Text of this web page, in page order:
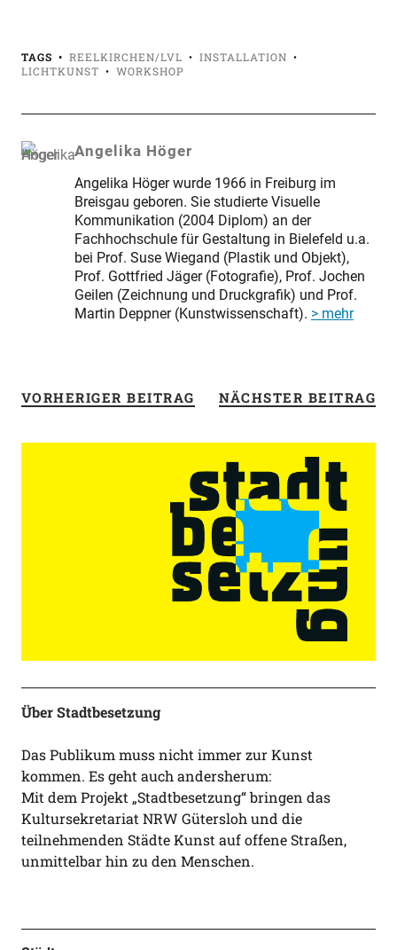
TAGS REELKIRCHEN/LVL
INSTALLATION
LICHTKUNST
WORKSHOP
Angelika Höger
Angelika Höger wurde 1966 in Freiburg im
Breisgau geboren. Sie studierte Visuelle
Kommunikation (2004 Diplom) an der
Fachhochschule für Gestaltung in Bielefeld u.a.
bei Prof. Suse Wiegand (Plastik und Objekt),
Prof. Gottfried Jäger (Fotografie), Prof. Jochen
Geilen (Zeichnung und Druckgrafik) und Prof.
Martin Deppner (Kunstwissenschaft). > mehr
VORHERIGER BEITRAG NÄCHSTER BEITRAG
Über Stadtbesetzung
Das Publikum muss nicht immer zur Kunst
kommen. Es geht auch andersherum:
Mit dem Projekt „Stadtbesetzung“ bringen das
Kultursekretariat NRW Gütersloh und die
teilnehmenden Städte Kunst auf offene Straßen,
unmittelbar hin zu den Menschen.